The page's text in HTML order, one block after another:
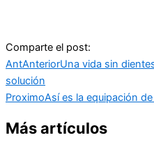
Comparte el post:
AntAnteriorUna vida sin
solución
ProximoAsí es la equipación
Más artículos